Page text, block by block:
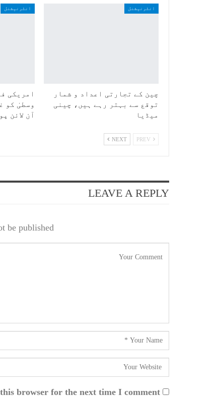
انٹرنیشنل
چین کے تجارتی اعداد و شمار
توقع سے بہتر رہے ہیں، چینی
میڈیا
انٹرنیشنل
امریکی
وسطیٰ کو
آن لائن
NEXT
LEAVE A REPLY
be published.
browser for the next time I comment.